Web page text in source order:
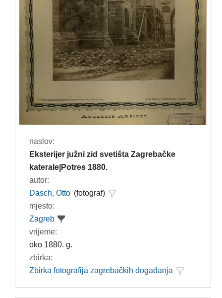
naslov:
Eksterijer južni zid svetišta Zagrebačke
katerale|Potres 1880.
autor:
Dasch, Otto (fotograf)
mjesto:
Zagreb
vrijeme:
oko 1880. g.
zbirka:
Zbirka fotografija zagrebačkih događanja